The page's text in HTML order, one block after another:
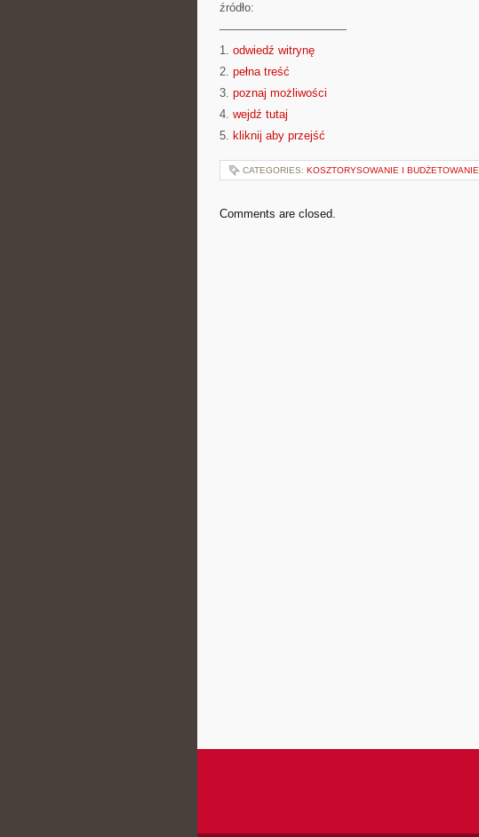
źródło:
———————————
1. odwiedź witrynę
2. pełna treść
3. poznaj możliwości
4. wejdź tutaj
5. kliknij aby przejść
CATEGORIES: KOSZTORYSOWANIE I BUDŻETOWANIE
Comments are closed.